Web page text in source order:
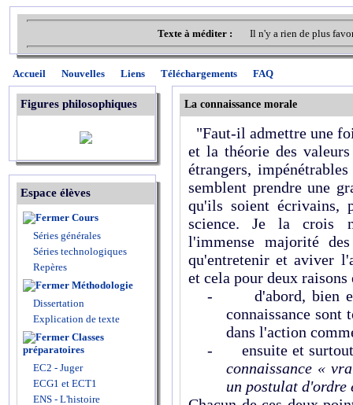
Texte à méditer : Il n'y a rien de plus
Accueil Nouvelles Liens Téléchargements FAQ
Figures philosophiques
Espace élèves
Cours
Séries générales
Séries technologiques
Repères
Méthodologie
Dissertation
Explication de texte
Classes
préparatoires
EC2 - Juger
ECG1 et ECT1
ENS - L'histoire
La connaissance morale
"Faut-il admettre une
et la théorie des
étrangers,
semblent prendre une
qu'ils soient écrivains,
science. Je la crois
l'immense majorité
qu'entretenir et aviver
et cela pour deux raisons
-
d'abord, bien
connaissance sont
dans l'action
-
ensuite et
connaissance «
un postulat d'ordre